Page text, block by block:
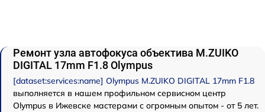
Ремонт узла автофокуса объектива M.ZUIKO
DIGITAL 17mm F1.8 Olympus
[dataset:services:name] Olympus M.ZUIKO DIGITAL 17mm F1.8
выполняется в нашем профильном сервисном центр
Olympus в Ижевске мастерами с огромным опытом - от 5 лет.